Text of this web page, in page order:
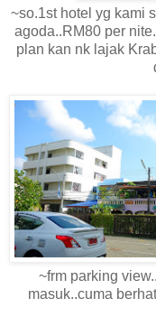
~so.1st hotel yg kami
agoda..RM80 per
plan kan nk lajak
~frm parking
masuk..cuma